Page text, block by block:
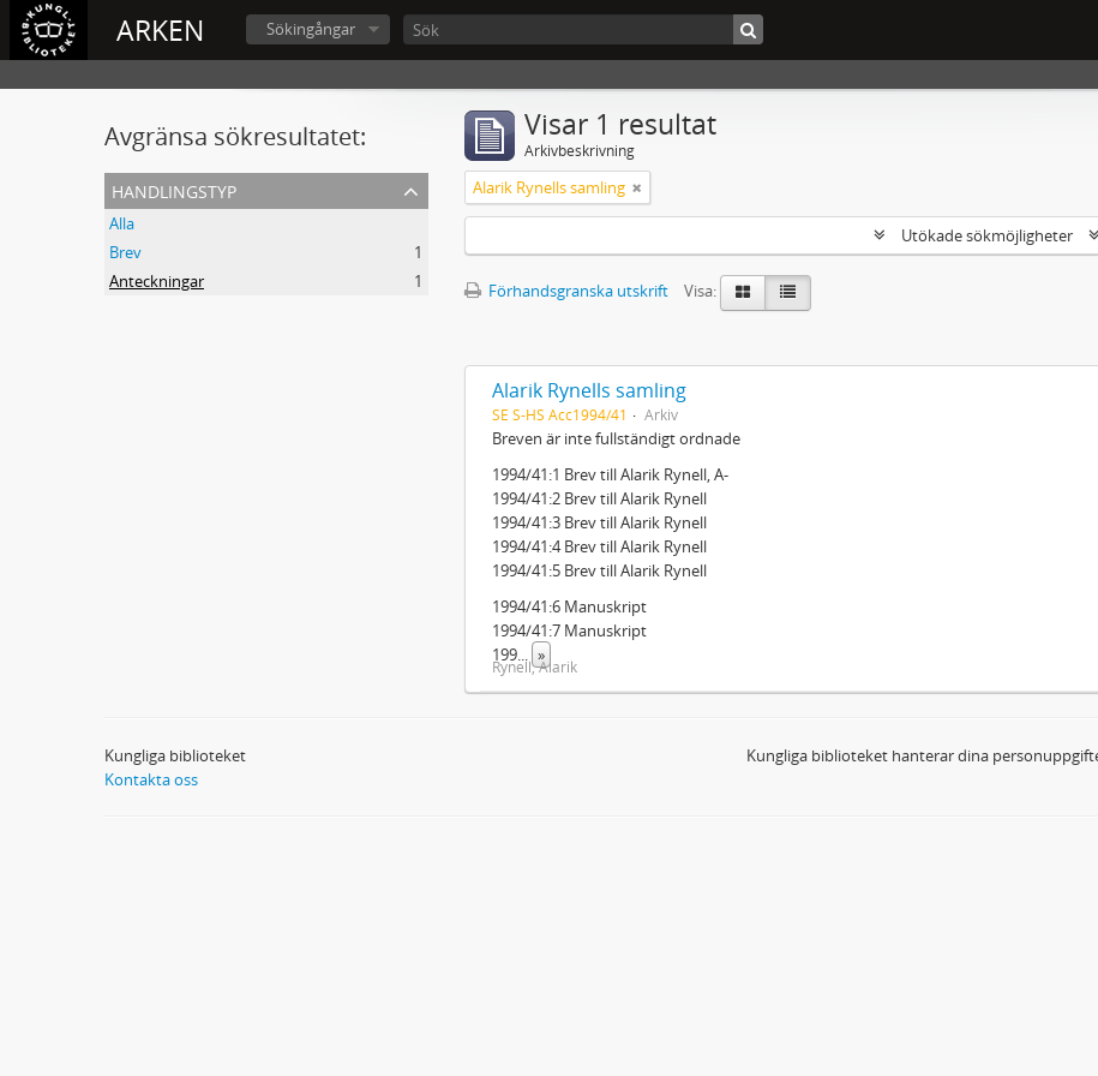
ARKEN Sökingångar
Avgränsa sökresultatet:
handlingstyp
Alla
Brev
1
Anteckningar
1
Visar 1 resultat
Arkivbeskrivning
Alarik Rynells samling
Utökade sökmöjligheter
Förhandsgranska utskrift
Visa:
Alarik Rynells samling
SE S-HS Acc1994/41 Arkiv
Breven är inte fullständigt ordnade
1994/41:1 Brev till Alarik Rynell, A-
1994/41:2 Brev till Alarik Rynell
1994/41:3 Brev till Alarik Rynell
1994/41:4 Brev till Alarik Rynell
1994/41:5 Brev till Alarik Rynell
1994/41:6 Manuskript
1994/41:7 Manuskript
199
»
Rynell, Alarik
Kungliga biblioteket
Kontakta oss
Kungliga biblioteket hanterar dina